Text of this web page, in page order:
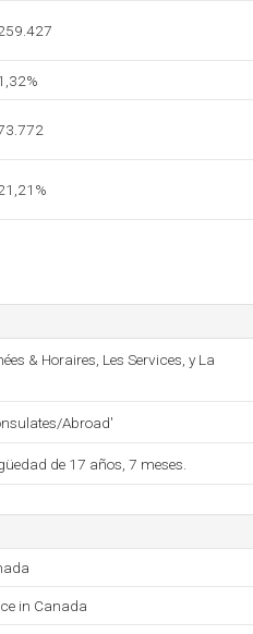
& Horaires, Les Services, y La
Abroad'
de 17 años, 7 meses.
in Canada